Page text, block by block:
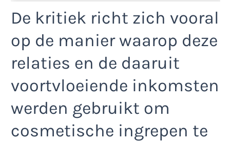
De kritiek richt zich vooral
op de manier waarop deze
relaties en de daaruit
voortvloeiende inkomsten
werden gebruikt om
cosmetische ingrepen te